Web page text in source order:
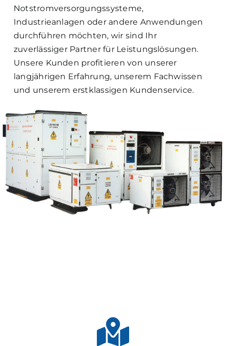
Notstromversorgungssysteme,
Industrieanlagen oder andere Anwendungen
durchführen möchten, wir sind Ihr
zuverlässiger Partner für Leistungslösungen.
Unsere Kunden profitieren von unserer
langjährigen Erfahrung, unserem Fachwissen
und unserem erstklassigen Kundenservice.